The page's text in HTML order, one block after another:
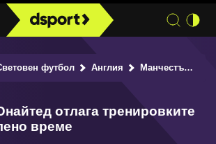
футбол Англия Манчестър Юнайтед отлага тренировките за неопределено време
отлага тренировките
време